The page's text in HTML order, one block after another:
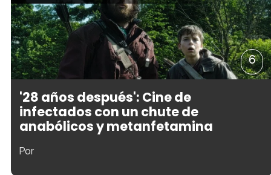
6
'28 años después': Cine de
infectados con un chute de
anabólicos y metanfetamina
Por